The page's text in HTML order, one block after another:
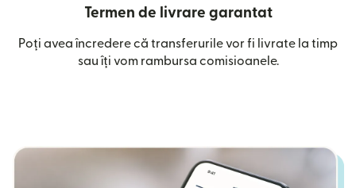
Termen de livrare garantat
Poți avea încredere că transferurile vor fi livrate la timp
sau îți vom rambursa comisioanele.